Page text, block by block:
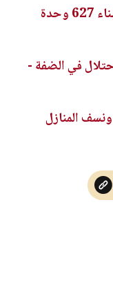
الاحتلال الإسرائيلي يطرح عطاء لبناء 627 وحدة
في الضفة -
المنازل